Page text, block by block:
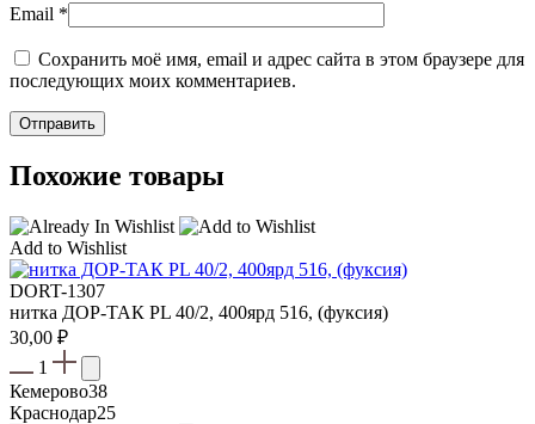
Email *
Сохранить моё имя, email и адрес сайта в этом браузере для
последующих моих комментариев.
Похожие товары
Add to Wishlist
DORT-1307
нитка ДОР-ТАК PL 40/2, 400ярд 516, (фуксия)
30,00 ₽
1
Кемерово38
Краснодар25